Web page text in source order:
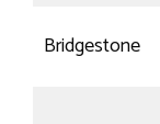
Bridgestone